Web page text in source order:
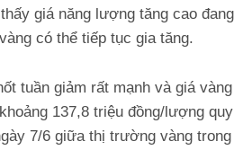
giá năng lượng tăng cao
có thể tiếp tục gia tăng.
tuần giảm rất mạnh và giá
137,8 triệu đồng/lượng
7/6 giữa thị trường vàng